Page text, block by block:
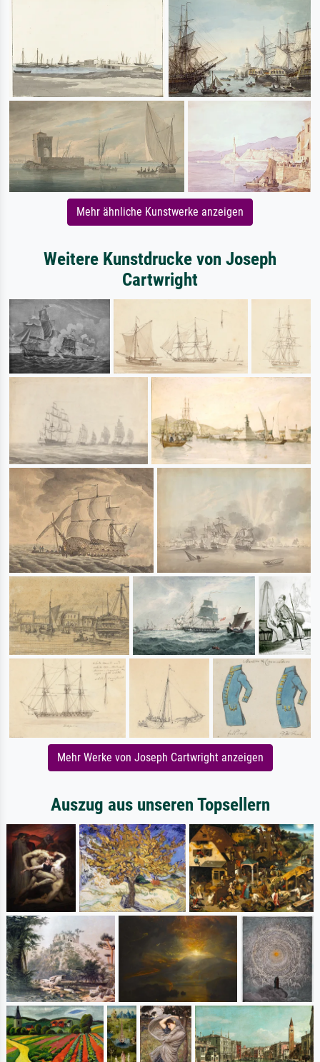
Mehr ähnliche Kunstwerke anzeigen
Weitere Kunstdrucke von Joseph
Cartwright
Mehr Werke von Joseph Cartwright anzeigen
Auszug aus unseren Topsellern